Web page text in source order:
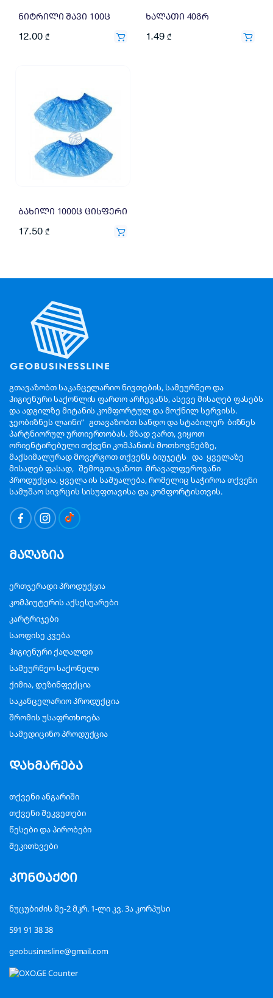
ნიტრილი შავი 100ც
12.00 ₾
ხალათი 40გრ
1.49 ₾
ბახილი 1000ც ცისფერი
17.50 ₾
გთავაზობთ საკანცელარიო ნივთების, სამეურნეო და
ჰიგიენური საქონლის ფართო არჩევანს, ასევე მისაღებ ფასებს
და ადგილზე მიტანის კომფორტულ და მოქნილ სერვისს.
ჯეობიზნეს ლაინი“ გთავაზობთ სანდო და სტაბილურ ბიზნეს
პარტნიორულ ურთიერთობას. მზად ვართ, ვიყოთ
ორიენტირებული თქვენი კომპანიის მოთხოვნებზე,
მაქსიმალურად მოვერგოთ თქვენს ბიუჯეტს და ყველაზე
მისაღებ ფასად, შემოგთავაზოთ მრავალფეროვანი
პროდუქცია, ყველა ის საშუალება, რომელიც საჭიროა თქვენი
სამუშაო სივრცის სისუფთავისა და კომფორტისთვის.
მაღაზია
ერთჯერადი პროდუქცია
კომპიუტერის აქსესუარები
კარტრიჯები
საოფისე კვება
ჰიგიენური ქაღალდი
სამეურნეო საქონელი
ქიმია, დეზინფექცია
საკანცელარიო პროდუქცია
შრომის უსაფრთხოება
სამედიცინო პროდუქცია
დახმარება
თქვენი ანგარიში
თქვენი შეკვეთები
წესები და პირობები
შეკითხვები
კონტაქტი
ნუცუბიძის მე-2 მკრ. 1-ლი კვ. 3ა კორპუსი
591 91 38 38
geobusinesline@gmail.com